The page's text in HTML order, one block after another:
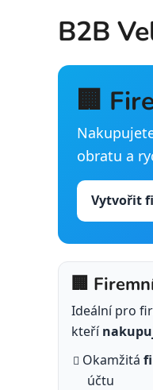
B2B
🏢
obratu a
Vytvořit
🏢
Ideální pro
kteří
Okamžitá
účtu